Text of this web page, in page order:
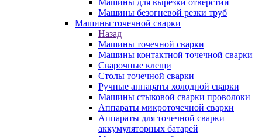
Машины для вырезки отверстий
Машины безогневой резки труб
Машины точечной сварки
Назад
Машины точечной сварки
Машины контактной точечной сварки
Сварочные клещи
Столы точечной сварки
Ручные аппараты холодной сварки
Машины стыковой сварки проволоки
Аппараты микроточечной сварки
Аппараты для точечной сварки
аккумуляторных батарей